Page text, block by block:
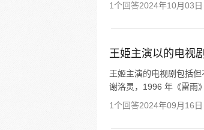
1个回答2024年10月03
王姫主演以的电视
王姬主演的电视剧包括
谢洛灵，1996 年《雷雨
1个回答2024年09月16